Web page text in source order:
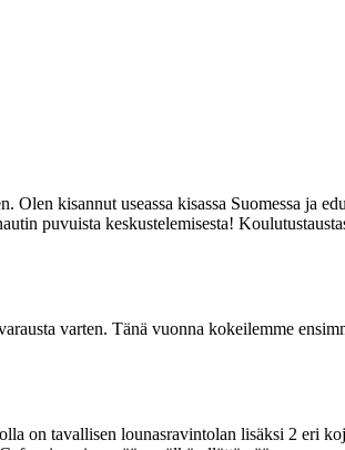
kisannut useassa kisassa Suomessa ja
puvuista keskustelemisesta!
varten. Tänä vuonna kokeilemme
on tavallisen lounasravintolan lisäksi 2 eri